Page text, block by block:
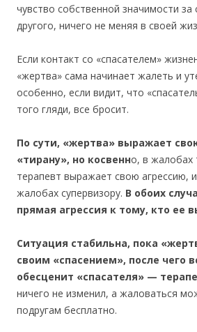
чувство собственной значимости за
другого, ничего не меняя в своей
Если контакт со «спасателем»
«жертва» сама начинает жалеть и
особенно, если видит, что
того гляди, все бросит.
По сути, «жертва» выражает
«тирану», но косвенно, в жалобах
терапевт выражает свою агрессию,
жалобах супервизору. В обоих
прямая агрессия к тому, кто ее
Ситуация стабильна, пока
своим «спасением», после чего
обесценит «спасателя» —
ничего не изменил, а жаловаться
подругам бесплатно.